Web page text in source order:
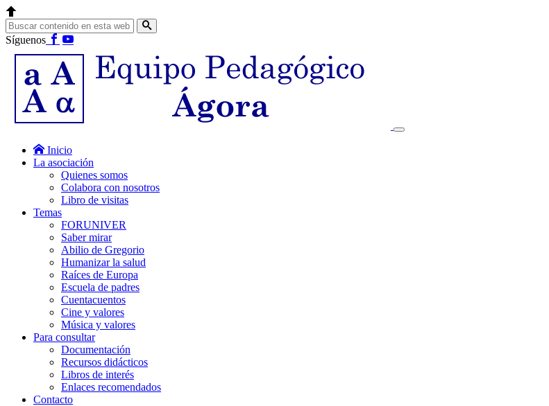
Síguenos
Inicio
La asociación
Quienes somos
Colabora con nosotros
Libro de visitas
Temas
FORUNIVER
Saber mirar
Abilio de Gregorio
Humanizar la salud
Raíces de Europa
Escuela de padres
Cuentacuentos
Cine y valores
Música y valores
Para consultar
Documentación
Recursos didácticos
Libros de interés
Enlaces recomendados
Contacto